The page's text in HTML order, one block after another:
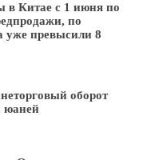
в Китае с 1 июня по
по
уже превысили 8
оборот
юаней